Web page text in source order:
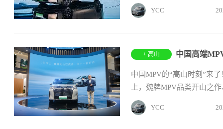
YCC
+ 高山 中国高端
中国MPV的“高山时刻”来
上，魏牌MPV品类开山之
款...
YCC